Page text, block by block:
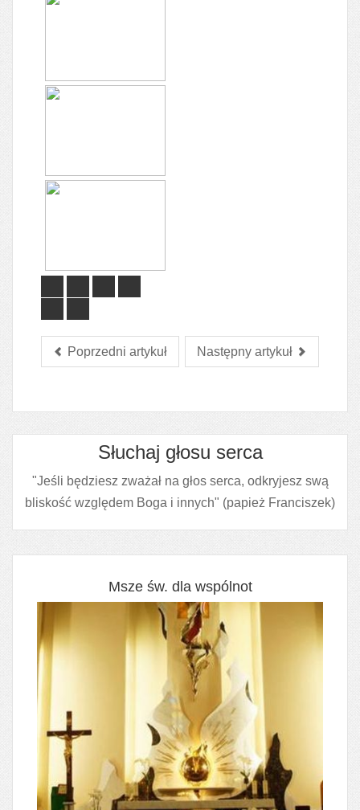
Poprzedni artykuł Następny artykuł
Słuchaj głosu serca
"Jeśli będziesz zważał na głos serca, odkryjesz swą
bliskość względem Boga i innych" (papież Franciszek)
Msze św. dla wspólnot